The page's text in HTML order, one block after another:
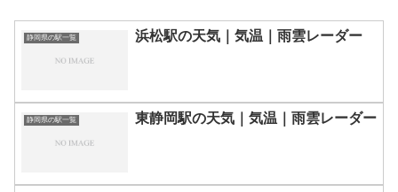
静岡県の駅一覧 浜松駅の天気｜気温｜雨雲レーダー
静岡県の駅一覧 東静岡駅の天気｜気温｜雨雲レーダー